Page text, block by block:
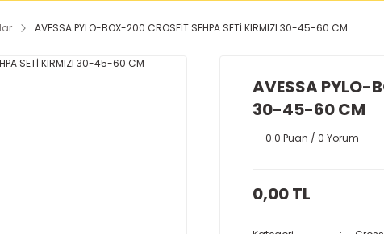
AVESSA PYLO-BOX-200 CROSFİT SEHPA SETİ KIRMIZI 30-45-60 CM
AVESSA PYLO-
30-45-60 CM
0.0 Puan / 0 Yorum
0,00 TL